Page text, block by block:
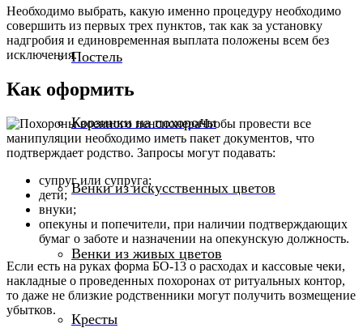
Постель
Корзинки на похороны
Венки из искусственных цветов
Венки из живых цветов
Кресты
Необходимо выбрать, какую именно процедуру необходимо
совершить из первых трех пунктов, так как за установку
надгробия и единовременная выплата положены всем без
исключения.
Как оформить
Чтобы провести все
манипуляции необходимо иметь пакет документов, что
подтверждает родство. Запросы могут подавать:
супруг или супруга;
дети;
внуки;
опекуны и попечители, при наличии подтверждающих
бумаг о заботе и назначении на опекунскую должность.
Если есть на руках форма БО-13 о расходах и кассовые чеки,
накладные о проведенных похоронах от ритуальных контор,
то даже не близкие родственники могут получить возмещение
убытков.